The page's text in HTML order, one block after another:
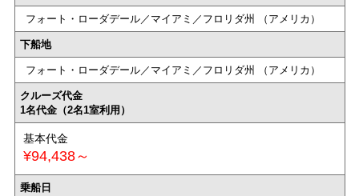
フォート・ローダデール／マイアミ／フロリダ州 （アメリカ）
下船地
フォート・ローダデール／マイアミ／フロリダ州 （アメリカ）
クルーズ代金
1名代金（2名1室利用）
基本代金
¥94,438～
乗船日